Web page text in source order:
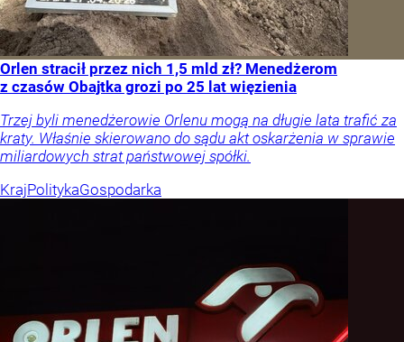
Orlen stracił przez nich 1,5 mld zł? Menedżerom
z czasów Obajtka grozi po 25 lat więzienia
Trzej byli menedżerowie Orlenu mogą na długie lata trafić za
kraty. Właśnie skierowano do sądu akt oskarżenia w sprawie
miliardowych strat państwowej spółki.
KrajPolitykaGospodarka